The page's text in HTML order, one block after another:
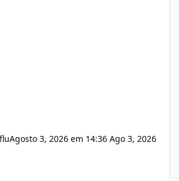
Agosto 3, 2026 em 14:36 Ago 3, 2026